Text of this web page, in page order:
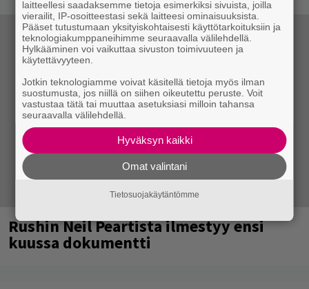
Rushin Neil Peartista ilmestyy ensi
kuussa dokumentti
laitteellesi saadaksemme tietoja esimerkiksi sivuista, joilla
vierailit, IP-osoitteestasi sekä laitteesi ominaisuuksista.
Pääset tutustumaan yksityiskohtaisesti käyttötarkoituksiin ja
teknologiakumppaneihimme seuraavalla välilehdellä.
Hylkääminen voi vaikuttaa sivuston toimivuuteen ja
käytettävyyteen.
Jotkin teknologiamme voivat käsitellä tietoja myös ilman
suostumusta, jos niillä on siihen oikeutettu peruste. Voit
vastustaa tätä tai muuttaa asetuksiasi milloin tahansa
seuraavalla välilehdellä.
Hyväksyn kaikki
Omat valintani
Tietosuojakäytäntömme